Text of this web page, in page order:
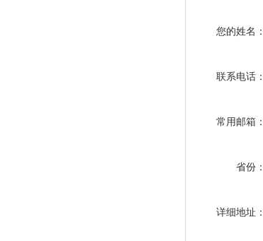
您的姓名：
联系电话：
常用邮箱：
省份：
详细地址：